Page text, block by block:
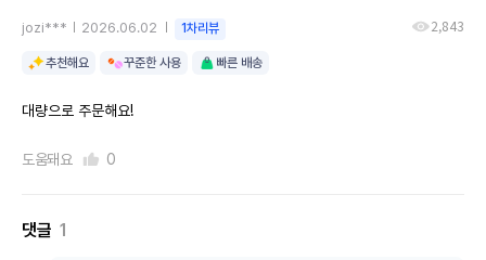
jozi*** 2026.06.02 1차리뷰 2,843
추천해요 꾸준한 사용 빠른 배송
대량으로 주문해요!
도움돼요 0
댓글 1